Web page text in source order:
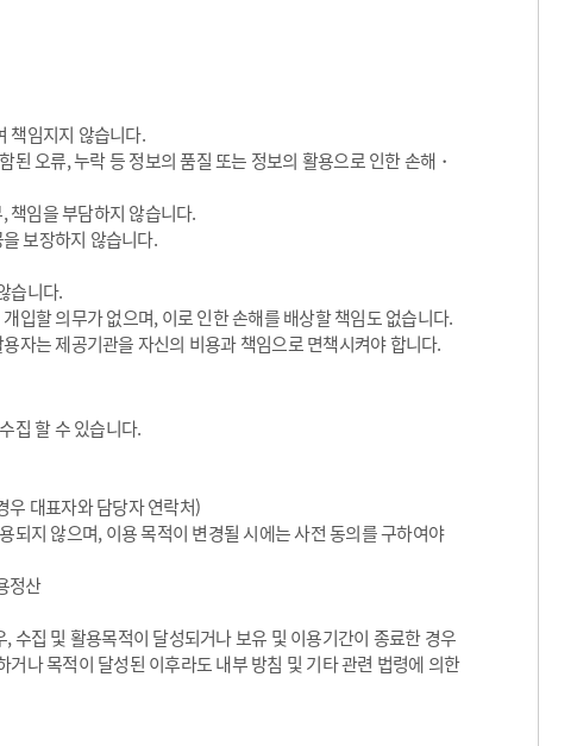
책임지지 않습니다.
오류, 누락 등 정보의 품질 또는 정보의 활용으로 인한 손해・
책임을 부담하지 않습니다.
보장하지 않습니다.
습니다.
입할 의무가 없으며, 이로 인한 손해를 배상할 책임도 없습니다.
자는 제공기관을 자신의 비용과 책임으로 면책시켜야 합니다.
집 할 수 있습니다.
우 대표자와 담당자 연락처)
되지 않으며, 이용 목적이 변경될 시에는 사전 동의를 구하여야
정산
수집 및 활용목적이 달성되거나 보유 및 이용기간이 종료한 경우
나 목적이 달성된 이후라도 내부 방침 및 기타 관련 법령에 의한